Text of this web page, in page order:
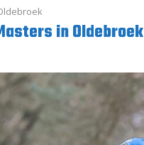
in Oldebroek